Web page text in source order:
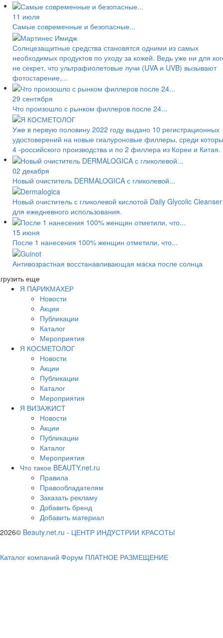
11 июля
Самые современные и безопасные...
Солнцезащитные средства становятся одними из самых
необходимых продуктов по уходу за кожей. Ведь уже ни для
не секрет, что ультрафиолетовые лучи (UVA и UVB) вызывают
фотостарение,...
29 сентября
Что произошло с рынком филлеров после 24...
Уже в первую половину 2022 году выдано 10 регистрационных
удостоверений на новые гиалуроновые филлеры, среди
4 -российского производства и по 2 филлера из Кореи и Китая.
02 декабря
Новый очиститель DERMALOGICA с гликолевой...
Новый очиститель с гликолевой кислотой Daily Glycolic Cleanser
для ежедневного использования.
15 июня
После 1 нанесения 100% женщин отметили, что...
Антивозрастная восстанавливающая маска после солнца
еще
Я ПАРИКМАХЕР
Новости
Акции
Публикации
Каталог
Мероприятия
Я КОСМЕТОЛОГ
Новости
Акции
Публикации
Каталог
Мероприятия
Я ВИЗАЖИСТ
Новости
Акции
Публикации
Каталог
Мероприятия
Что такое BEAUTY.net.ru
Правила
Правообладателям
Заказать рекламу
Добавить бренд
Добавить материал
2026© Beauty.net.ru - ЦЕНТР ИНДУСТРИИ КРАСОТЫ
Каталог компаний Форум ПЛАТНОЕ РАЗМЕЩЕНИЕ